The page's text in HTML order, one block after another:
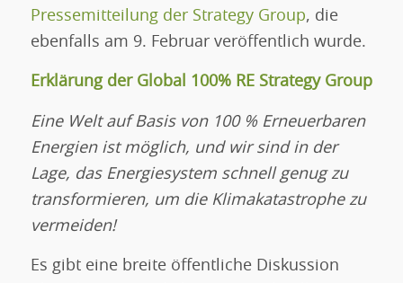
Pressemitteilung der Strategy Group, die
ebenfalls am 9. Februar veröffentlich wurde.
Erklärung der Global 100% RE Strategy Group
Eine Welt auf Basis von 100 % Erneuerbaren
Energien ist möglich, und wir sind in der
Lage, das Energiesystem schnell genug zu
transformieren, um die Klimakatastrophe zu
vermeiden!
Es gibt eine breite öffentliche Diskussion